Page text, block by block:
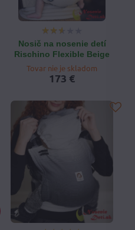
Nosič na nosenie detí
Rischino Flexible Beige
Tovar nie je skladom
173 €